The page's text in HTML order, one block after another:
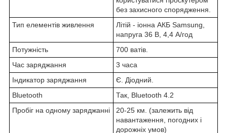
без захисного спорядження.
Тип елементів живлення
Літій - іонна АКБ Samsung,
напруга 36 В, 4,4 А/год
Потужність
700 ватів.
Час заряджання
3 часа
Індикатор заряджання
Є. Діодний.
Bluetooth
Так, Bluetooth 4.2
Пробіг на одному заряджанні
20-25 км. (залежить від
навантаження, погодних і
дорожніх умов)